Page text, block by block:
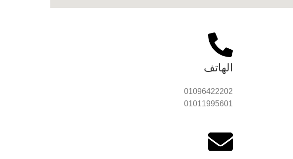
الهاتف
01096422202
01011995601